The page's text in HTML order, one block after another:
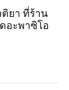
ติยา ที่ร้าน
ดอะพาซิโอ